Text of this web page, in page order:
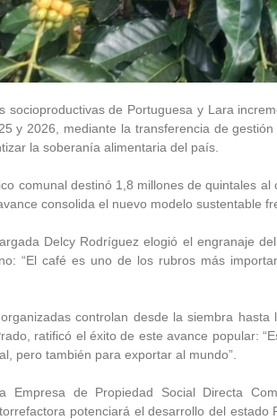
socioproductivas de Portuguesa y Lara
y 2026, mediante la transferencia de
la soberanía alimentaria del país.
comunal destinó 1,8 millones de quintales
consolida el nuevo modelo sustentable
Delcy Rodríguez elogió el engranaje
“El café es uno de los rubros más
controlan desde la siembra
ratificó el éxito de este avance popular:
pero también para exportar al mundo”.
Empresa de Propiedad Social Directa
potenciará el desarrollo del